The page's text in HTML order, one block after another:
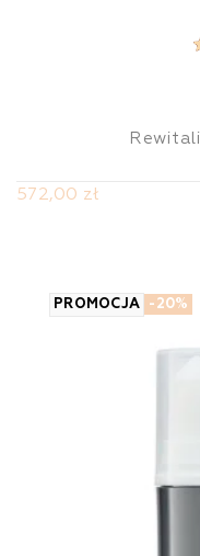
572,00 zł
PROMOCJA -20%